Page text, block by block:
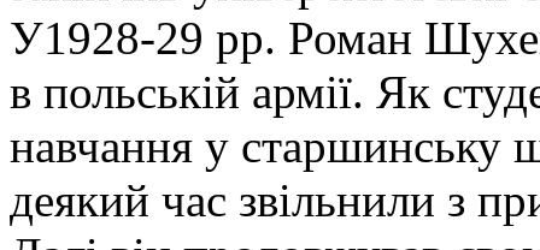
У1928-29 рр. Роман
в польській армії. Як
навчання у старшинську
деякий час звільнили з